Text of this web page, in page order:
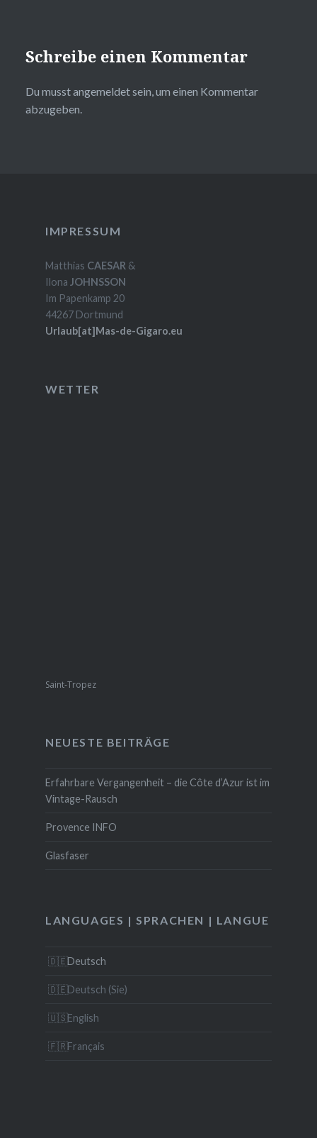
Schreibe einen Kommentar
Du musstangemeldetsein, um einen Kommentar
abzugeben.
IMPRESSUM
Matthias CAESAR &
Ilona JOHNSSON
Im Papenkamp 20
44267 Dortmund
Urlaub[at]Mas-de-Gigaro.eu
WETTER
Saint-Tropez
NEUESTE BEITRÄGE
Erfahrbare Vergangenheit – die Côte d’Azur ist im
Vintage-Rausch
Provence INFO
Glasfaser
LANGUAGES | SPRACHEN | LANGUE
Deutsch
Deutsch (Sie)
English
Français